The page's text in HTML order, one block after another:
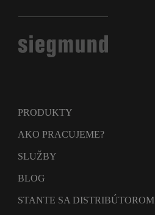
PRODUKTY
AKO PRACUJEME?
SLUŽBY
BLOG
STANTE SA DISTRIBÚTOROM